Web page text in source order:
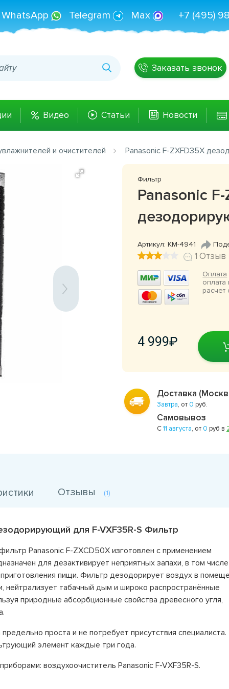
+7 (495)
WhatsApp Telegram Max
Заказать звонок
Видео Статьи Новости
и очистителей Panasonic F-ZXFD35X
Фильтр
Panasonic
Артикул: КМ-4941
1 Отзыв
Оплата
оплата
4 999
Доставка
Завтра, от 0 руб.
Самовывоз
С11 августа, от 0 руб в
Отзывы (1)
для F-VXF35R-S Фильтр
Panasonic F-ZXCD50X изготовлен с применением
для дезактивирует неприятных запахи, в том числе
пищи. Фильтр дезодорирует воздух в
нейтрализует табачный дым и широко распространённые
природные абсорбционные свойства древесного угля,
проста и не потребует присутствия специалиста.
элемент каждые три года.
воздухоочиститель Panasonic F-VXF35R-S.